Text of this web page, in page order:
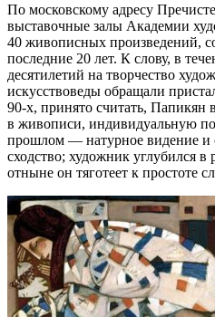
По московскому адресу
выставочные залы Академии
40 живописных произведений,
последние 20 лет. К слову, в
десятилетий на творчество
искусствоведы обращали
90-х, принято считать, Папикян
в живописи, индивидуальную
прошлом — натурное видение и
сходство; художник углубился
отныне он тяготеет к простоте